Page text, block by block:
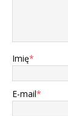
Imię*
E-mail*